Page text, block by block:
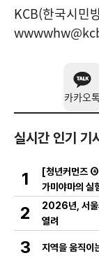
KCB(한국시민
카카오톡
실시간 인기 기
1
[청년커먼즈
가미야마의 실
2
2026년, 서울
열려
3 지역을 움직이